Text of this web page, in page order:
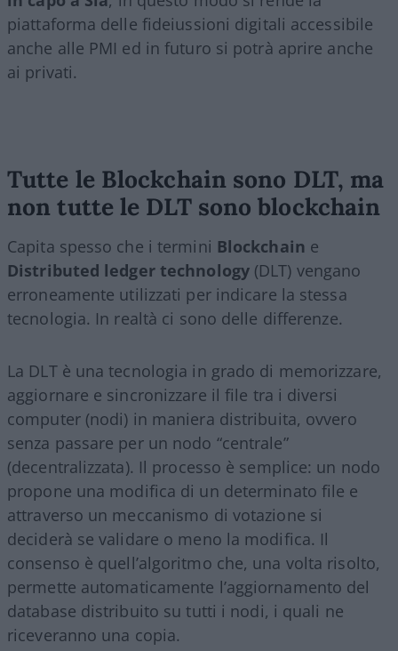
piattaforma delle fideiussioni digitali accessibile
anche alle PMI ed in futuro si potrà aprire anche
ai privati.
Tutte le Blockchain sono DLT, ma
non tutte le DLT sono blockchain
Capita spesso che i termini Blockchain e
Distributed ledger technology(DLT) vengano
erroneamente utilizzati per indicare la stessa
tecnologia. In realtà ci sono delle differenze.
La DLT è una tecnologia in grado di memorizzare,
aggiornare e sincronizzare il file tra i diversi
computer (nodi) in maniera distribuita, ovvero
senza passare per un nodo “centrale”
(decentralizzata). Il processo è semplice: un nodo
propone una modifica di un determinato file e
attraverso un meccanismo di votazione si
deciderà se validare o meno la modifica. Il
consenso è quell’algoritmo che, una volta risolto,
permette automaticamente l’aggiornamento del
database distribuito su tutti i nodi, i quali ne
riceveranno una copia.